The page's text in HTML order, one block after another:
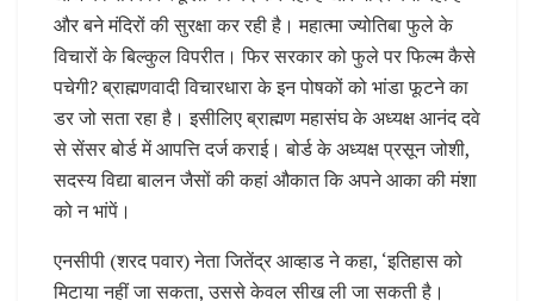
और बने मंदिरों की सुरक्षा कर रही है। महात्मा ज्योतिबा फुले के
विचारों के बिल्कुल विपरीत। फिर सरकार को फुले पर फिल्म कैसे
पचेगी? ब्राह्मणवादी विचारधारा के इन पोषकों को भांडा फूटने का
डर जो सता रहा है। इसीलिए ब्राह्मण महासंघ के अध्यक्ष आनंद दवे
से सेंसर बोर्ड में आपत्ति दर्ज कराई। बोर्ड के अध्यक्ष प्रसून जोशी,
सदस्य विद्या बालन जैसों की कहां औकात कि अपने आका की मंशा
को न भांपें।
एनसीपी (शरद पवार) नेता जितेंद्र आव्हाड ने कहा, ‘इतिहास को
मिटाया नहीं जा सकता, उससे केवल सीख ली जा सकती है।